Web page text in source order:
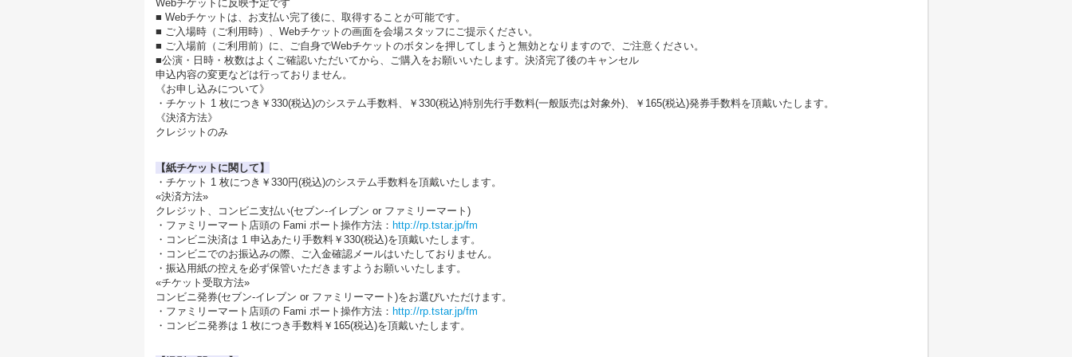
Webチケットに反映予定です
■ Webチケットは、お支払い完了後に、取得することが可能です。
■ ご入場時（ご利用時）、Webチケットの画面を会場スタッフにご提示ください。
■ ご入場前（ご利用前）に、ご自身でWebチケットのボタンを押してしまうと無効となりますので、ご注意ください。
■公演・日時・枚数はよくご確認いただいてから、ご購入をお願いいたします。決済完了後のキャンセル
申込内容の変更などは行っておりません。
《お申し込みについて》
・チケット 1 枚につき￥330(税込)のシステム手数料、￥330(税込)特別先行手数料(一般販売は対象外)、￥165(税込)発券手数料を頂戴いたします。
《決済方法》
クレジットのみ
【紙チケットに関して】
・チケット 1 枚につき￥330円(税込)のシステム手数料を頂戴いたします。
«決済方法»
クレジット、コンビニ支払い(セブン-イレブン or ファミリーマート)
・ファミリーマート店頭の Fami ポート操作方法： http://rp.tstar.jp/fm
・コンビニ決済は 1 申込あたり手数料￥330(税込)を頂戴いたします。
・コンビニでのお振込みの際、ご入金確認メールはいたしておりません。
・振込用紙の控えを必ず保管いただきますようお願いいたします。
«チケット受取方法»
コンビニ発券(セブン-イレブン or ファミリーマート)をお選びいただけます。
・ファミリーマート店頭の Fami ポート操作方法： http://rp.tstar.jp/fm
・コンビニ発券は 1 枚につき手数料￥165(税込)を頂戴いたします。